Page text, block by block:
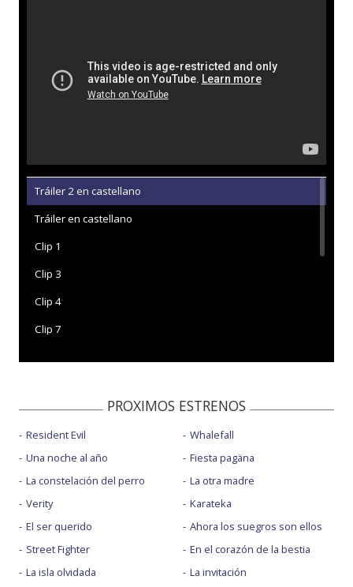
Tráiler 2 en castellano
Tráiler en castellano
Clip 1
Clip 3
Clip 4
Clip 7
El silencioso asesino mandarín
Entrevista a Neve Campbell
Spot 3
Spot 4
Spot 5
PROXIMOS ESTRENOS
Resident Evil
Una noche al año
La constelación del perro
Verity
El ser querido
Street Fighter
La isla olvidada
Whalefall
Fiesta pagäna
La otra madre
Karateka
Ahora los suegros son ellos
En el corazón de la bestia
La invitación